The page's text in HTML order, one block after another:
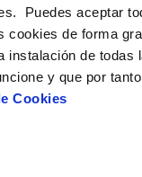
Puedes aceptar
cookies de forma
instalación de todas
y que por
Cookies
DE DATOS
datos bancários
datos de
DE SERVICIO
compromisos
Counsel (Defensa del
DEL AGUA
de ahorro
comunitarios
CONTRATANTE
de contratación del
en curso